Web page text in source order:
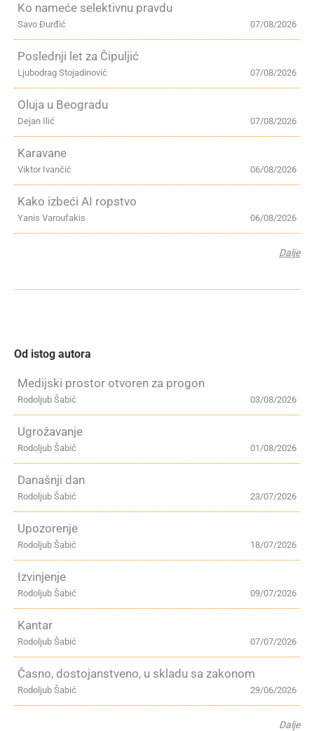
Ko nameće selektivnu pravdu
07/08/2026
Savo Đurđić
Poslednji let za Čipuljić
07/08/2026
Ljubodrag Stojadinović
Oluja u Beogradu
07/08/2026
Dejan Ilić
Karavane
06/08/2026
Viktor Ivančić
Kako izbeći AI ropstvo
06/08/2026
Yanis Varoufakis
Dalje
Od istog autora
Medijski prostor otvoren za progon
03/08/2026
Rodoljub Šabić
Ugrožavanje
01/08/2026
Rodoljub Šabić
Današnji dan
23/07/2026
Rodoljub Šabić
Upozorenje
18/07/2026
Rodoljub Šabić
Izvinjenje
09/07/2026
Rodoljub Šabić
Kantar
07/07/2026
Rodoljub Šabić
Časno, dostojanstveno, u skladu sa zakonom
29/06/2026
Rodoljub Šabić
Dalje